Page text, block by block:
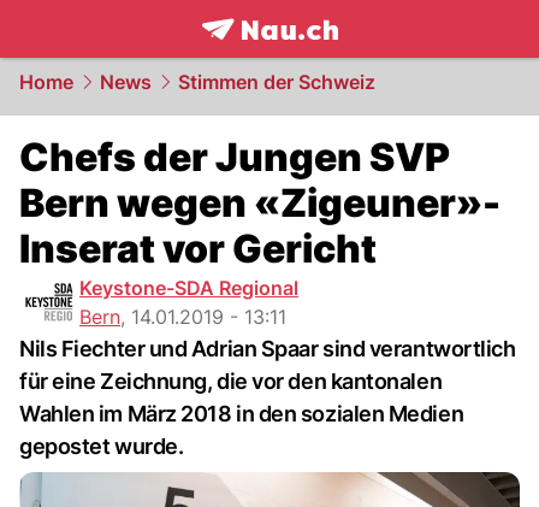
frontpage.NAU.ch
Home News Stimmen der Schweiz
Chefs der Jungen SVP
Bern wegen «Zigeuner»-
Inserat vor Gericht
Keystone-SDA Regional
Bern, 14.01.2019 - 13:11
Nils Fiechter und Adrian Spaar sind verantwortlich
für eine Zeichnung, die vor den kantonalen
Wahlen im März 2018 in den sozialen Medien
gepostet wurde.